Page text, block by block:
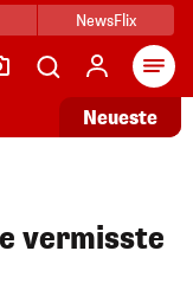
NewsFlix
Neueste
vermisste